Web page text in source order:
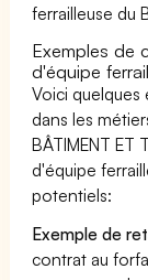
ferrailleuse du
Exemples de
d'équipe
Voici quelques
dans les
BÂTIMENT ET
d'équipe
potentiels:
Exemple de
contrat au